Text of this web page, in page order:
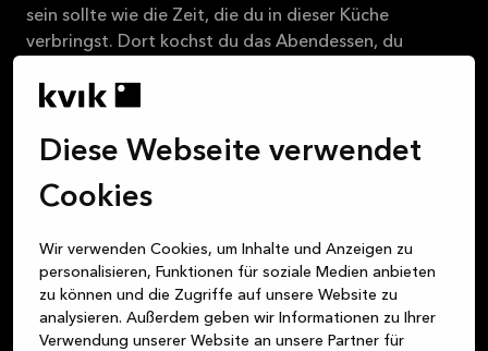
Diese Webseite verwendet
Cookies
Wir verwenden Cookies, um Inhalte und Anzeigen zu
personalisieren, Funktionen für soziale Medien anbieten
zu können und die Zugriffe auf unsere Website zu
analysieren. Außerdem geben wir Informationen zu Ihrer
Verwendung unserer Website an unsere Partner für
sein sollte wie die Zeit, die du in dieser Küche
verbringst. Dort kochst du das Abendessen, du
mit deinen Freund:innen, die Kinder machen am Tisch
Küche ist der Mittelpunkt deines täglichen Lebens.
oder eine Schranklösung suchst – wir sind dein
nachhaltige Produkte im dänischen Design. Unser
oberstes Ziel ist es, dir stets einen fantastischen
Kundenservice zu bieten – und zwar von dem
Augenblick an, in dem du einen unserer Stores